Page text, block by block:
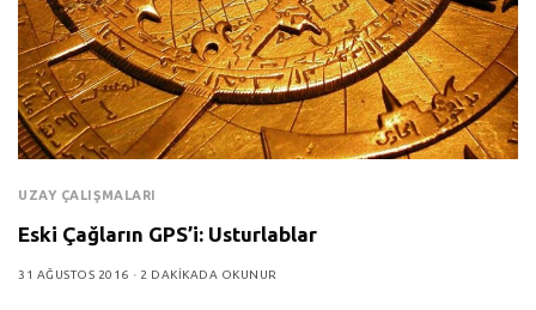
UZAY ÇALIŞMALARI
Eski Çağların GPS’i: Usturlablar
31 AĞUSTOS 2016 2 DAKIKADA OKUNUR